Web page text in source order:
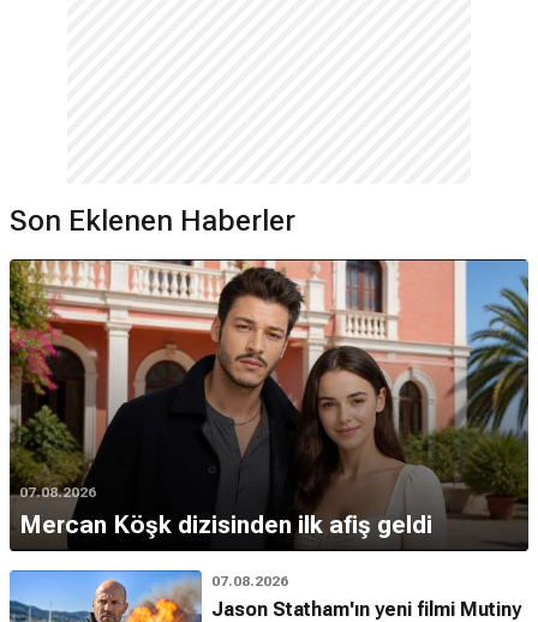
Son Eklenen Haberler
07.08.2026
Mercan Köşk dizisinden ilk afiş geldi
07.08.2026
Jason Statham'ın yeni filmi Mutiny